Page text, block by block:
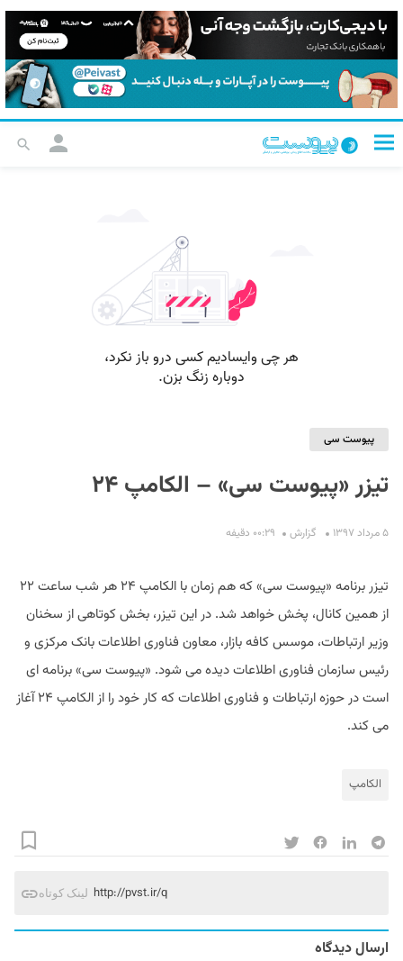
پیوست سی
تیزر «پیوست سی» – الکامپ ۲۴
۵ مرداد ۱۳۹۷ گزارش ۰۰:۲۹ دقیفه
تیزر برنامه «پیوست سی» که هم زمان با الکامپ ۲۴ هر شب ساعت ۲۲
از همین کانال، پخش خواهد شد. در این تیزر، بخش کوتاهی از سخنان
وزیر ارتباطات، موسس کافه بازار، معاون فناوری اطلاعات بانک مرکزی و
رئیس سازمان فناوری اطلاعات دیده می شود. «پیوست سی» برنامه ای
است در حوزه ارتباطات و فناوری اطلاعات که کار خود را از الکامپ ۲۴ آغاز
می کند.
الکامپ
لینک کوتاه http://pvst.ir/q
ارسال دیدگاه